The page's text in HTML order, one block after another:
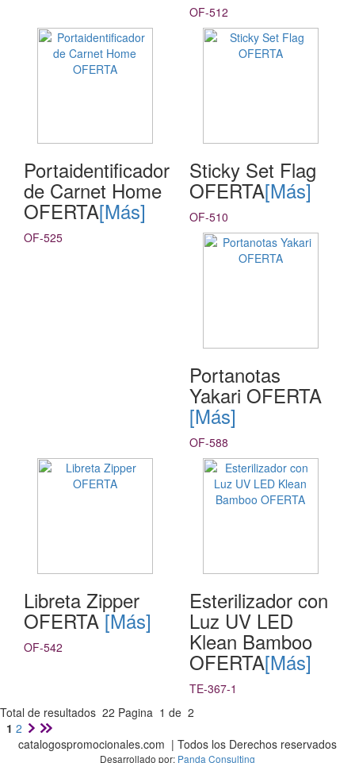
OF-512
Portaidentificador
de Carnet Home
OFERTA[Más]
OF-525
Sticky Set Flag
OFERTA[Más]
OF-510
Portanotas
Yakari OFERTA
[Más]
OF-588
Libreta Zipper
OFERTA[Más]
OF-542
Esterilizador con
Luz UV LED
Klean Bamboo
OFERTA[Más]
TE-367-1
Total de resultados 22 Pagina 1 de 2
1 2
catalogospromocionales.com | Todos los Derechos reservados
Desarrollado por: Panda Consulting